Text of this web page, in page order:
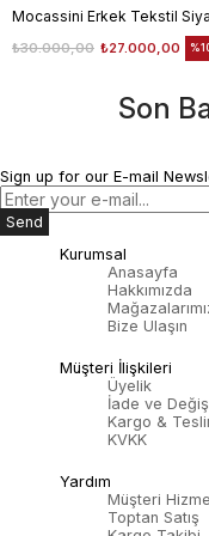
₺27.000,00
₺30.000,00
Son
Sign up for our E-mail
Send
Kurumsal
Anasayfa
Hakkımızda
Bize Ulaşın
Müşteri İlişkileri
Üyelik
İade ve
Kargo &
KVKK
Yardım
Müşteri
Toptan Satış